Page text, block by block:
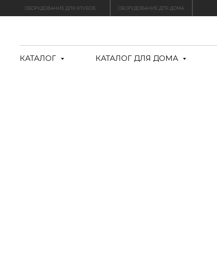
ОБОРУДОВАНИЕ ДЛЯ КЛУБОВ ОБОРУДОВАНИЕ ДЛЯ ДОМА
КАТАЛОГ КАТАЛОГ ДЛЯ ДОМА